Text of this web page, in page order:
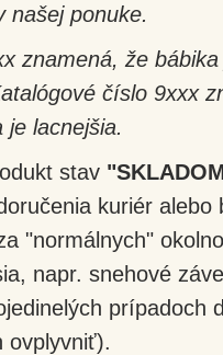
našej ponuke.
znamená, že
číslo 9xxx
lacnejšia.
stav
kuriér
"normálnych"
napr. snehové
prípadoch
ovplyvniť).